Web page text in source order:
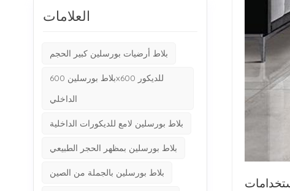
العلامات
بلاط أرضيات بورسلين كبير الحجم
بلاط بورسلين 600x600 للديكور
الداخلي
بلاط بورسلين لامع للديكورات الداخلية
بلاط بورسلين بمظهر الحجر الطبيعي
بلاط بورسلين بالجملة من الصين